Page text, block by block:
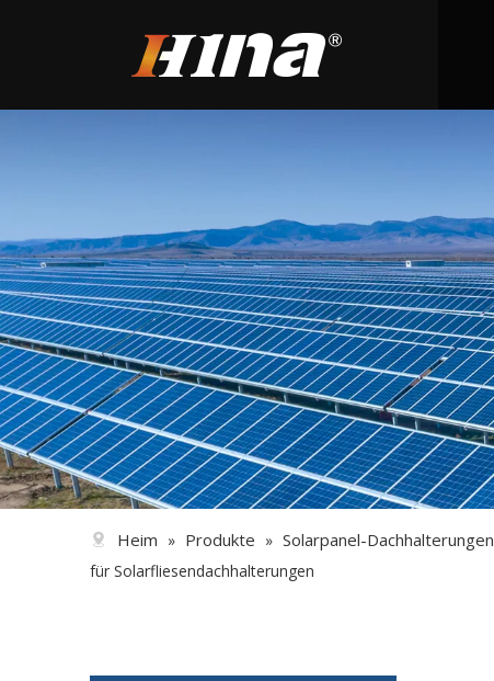
Heim » Produkte » Solarpanel-Dachhalterungen
für Solarfliesendachhalterungen